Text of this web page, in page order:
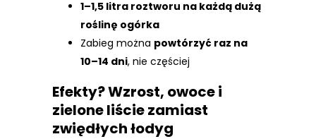
1–1,5 litra roztworu na każdą dużą
roślinę ogórka
Zabieg można powtórzyć raz na
10–14 dni, nie częściej
Efekty? Wzrost, owoce i
zielone liście zamiast
zwiędłych łodyg